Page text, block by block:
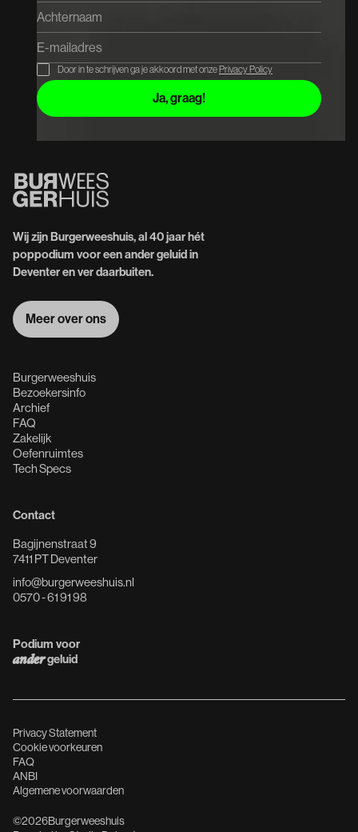
Door in te schrijven ga je akkoord met onzePrivacy Policy
Wij zijn Burgerweeshuis, al 40 jaar hét
poppodium voor een ander geluid in
Deventer en ver daarbuiten.
Meer over ons
Burgerweeshuis
Bezoekersinfo
Archief
FAQ
Zakelijk
Oefenruimtes
Tech Specs
Contact
Bagijnenstraat 9
7411 PT Deventer
info@burgerweeshuis.nl
0570 - 61 91 98
Podium voor
andergeluid
Privacy Statement
Cookie voorkeuren
FAQ
ANBI
Algemene voorwaarden
©2026Burgerweeshuis